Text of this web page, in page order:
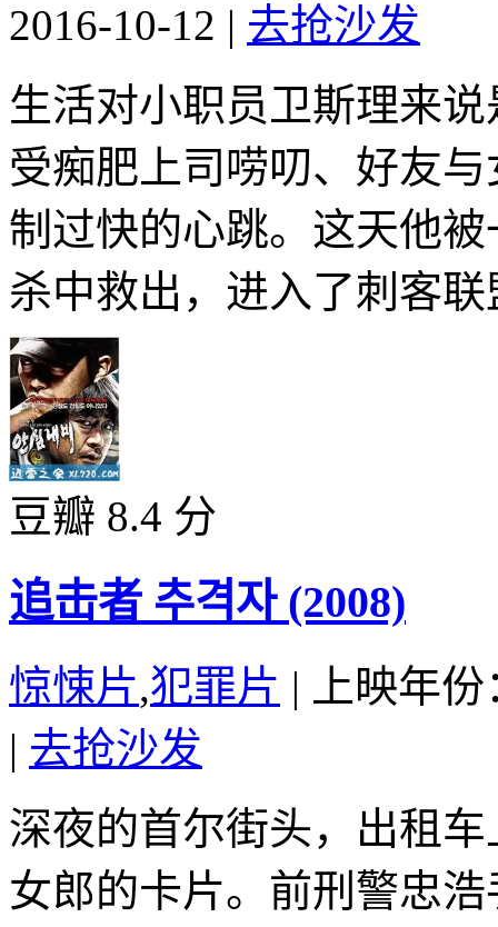
2016-10-12 | 去抢沙发
生活对小职员卫斯理来
受痴肥上司唠叨、好友
制过快的心跳。这天他
杀中救出，进入了刺客
豆瓣 8.4 分
追击者 추격자 (2008)
惊悚片,犯罪片 |
上映年
| 去抢沙发
深夜的首尔街头，出租
女郎的卡片。前刑警忠